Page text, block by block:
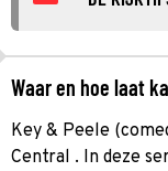
Waar en hoe laat
Key & Peele
Central . In deze